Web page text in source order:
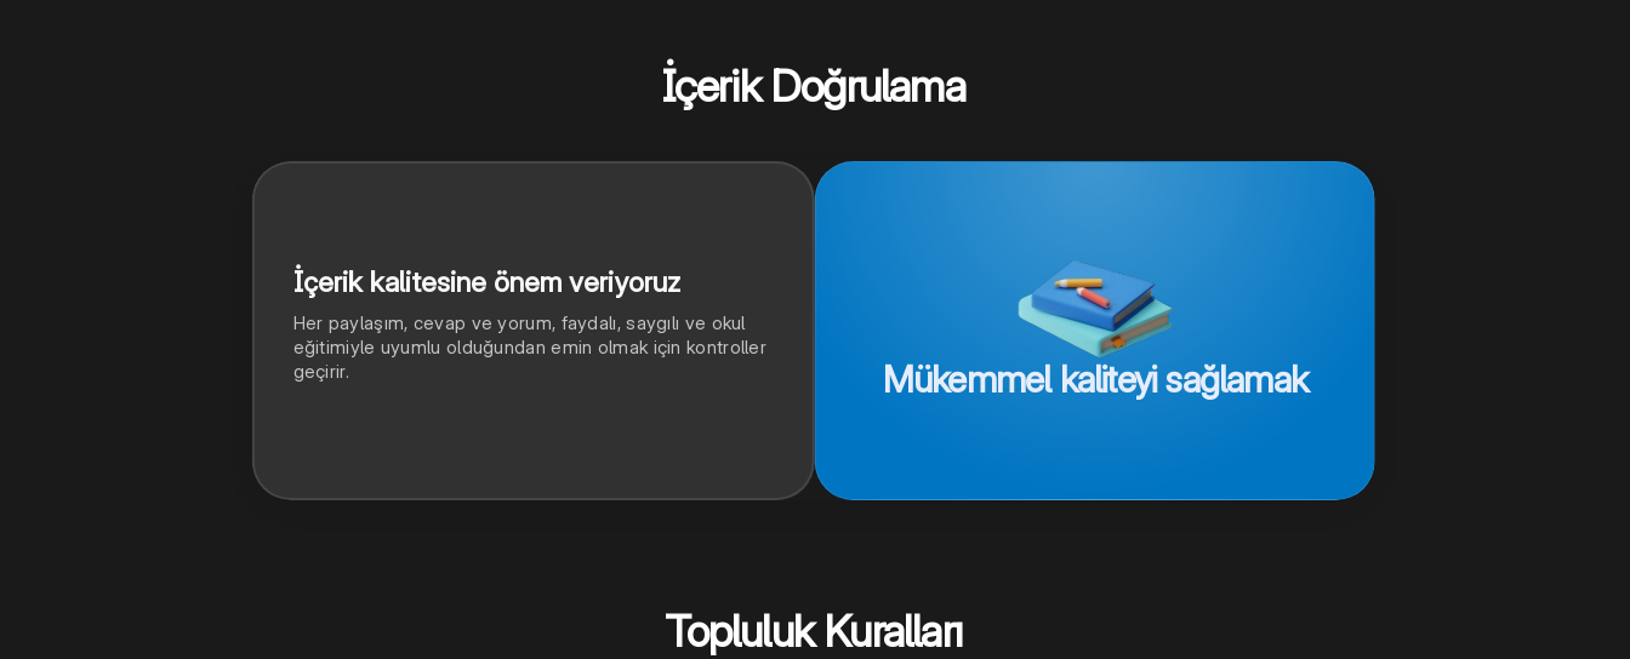
İçerik Doğrulama
İçerik kalitesine önem veriyoruz
Her paylaşım, cevap ve yorum, faydalı, saygılı ve okul
eğitimiyle uyumlu olduğundan emin olmak için kontroller
geçirir.
Mükemmel kaliteyi sağlamak
Topluluk Kuralları